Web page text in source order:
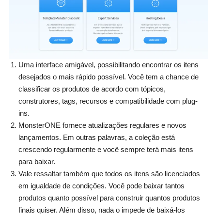
Uma interface amigável, possibilitando encontrar os itens
desejados o mais rápido possível. Você tem a chance de
classificar os produtos de acordo com tópicos,
construtores, tags, recursos e compatibilidade com plug-
ins.
MonsterONE fornece atualizações regulares e novos
lançamentos. Em outras palavras, a coleção está
crescendo regularmente e você sempre terá mais itens
para baixar.
Vale ressaltar também que todos os itens são licenciados
em igualdade de condições. Você pode baixar tantos
produtos quanto possível para construir quantos produtos
finais quiser. Além disso, nada o impede de baixá-los